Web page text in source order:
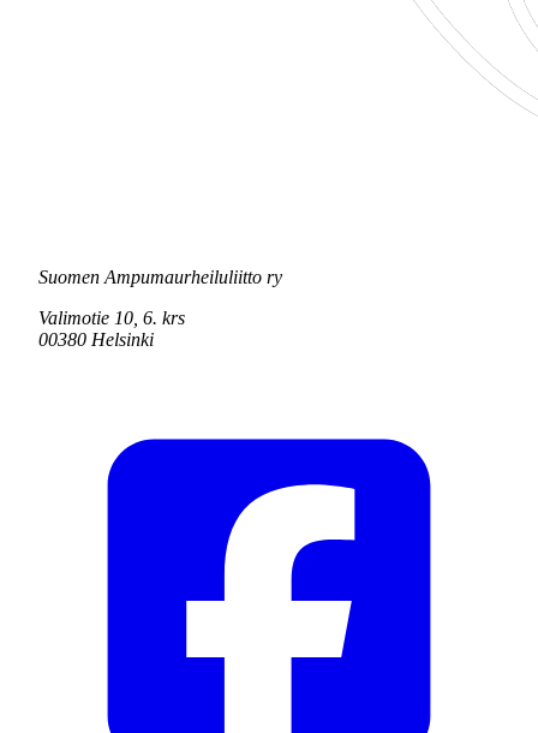
Suomen Ampumaurheiluliitto ry
Valimotie 10, 6. krs
00380 Helsinki